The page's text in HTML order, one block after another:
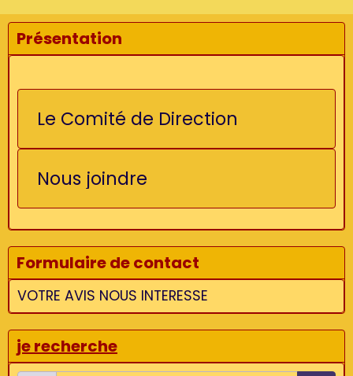
Présentation
Le Comité de Direction
Nous joindre
Formulaire de contact
VOTRE AVIS NOUS INTERESSE
je recherche